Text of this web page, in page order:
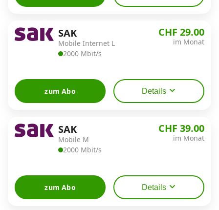
SAK
Mobile Internet L
2000 Mbit/s
CHF 29.00
im Monat
zum Abo Details
SAK
Mobile M
2000 Mbit/s
CHF 39.00
im Monat
zum Abo Details